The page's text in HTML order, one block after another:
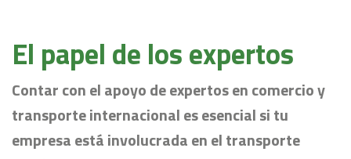
El papel de los expertos
Contar con el apoyo de expertos en comercio y
transporte internacional es esencial si tu
empresa está involucrada en el transporte